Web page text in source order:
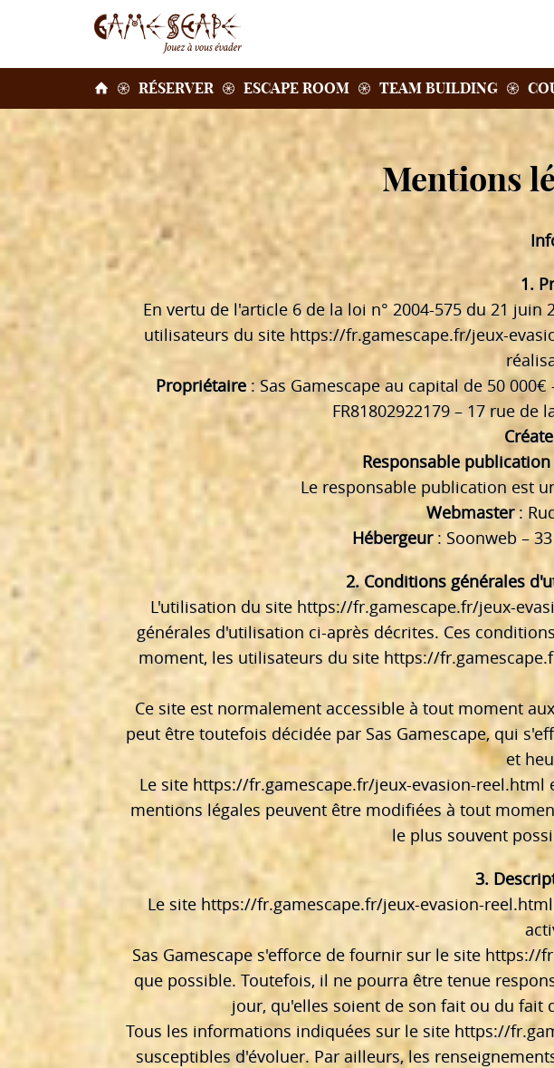
RÉSERVER ESCAPE ROOM TEAM BUILDING
Mentions
1.
En vertu de l'article 6 de la loi n° 2004-575 du 21
utilisateurs du site https://fr.gamescape.fr/jeux-
Propriétaire: Sas Gamescape au capital de 50
FR81802922179 – 17 rue de
Responsable publication
Le responsable publication est
Webmaster:
Hébergeur: Soonweb –
2. Conditions générales
L'utilisation du site https://fr.gamescape.fr/jeux-
générales d'utilisation ci-après décrites. Ces
moment, les utilisateurs du site https://
Ce site est normalement accessible à tout moment
peut être toutefois décidée par Sas Gamescape, qui
et
Le site https://fr.gamescape.fr/jeux-evasion-reel.html
mentions légales peuvent être modifiées à tout
le plus souvent
3.
Le site https://fr.gamescape.fr/jeux-evasion-reel.html
Sas Gamescape s'efforce de fournir sur le site https://
que possible. Toutefois, il ne pourra être tenue
jour, qu'elles soient de son fait ou du
Tous les informations indiquées sur le site https://
susceptibles d'évoluer. Par ailleurs, les